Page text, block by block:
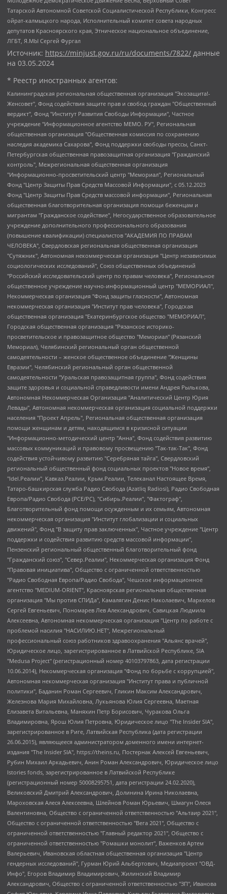
Татарской Автономной Советской Социалистической Республики, Конгресс
ойрат-калмыцкого народа, Исполнительный комитет совета народных
депутатов Красноярского края, Этническое национальное объединение,
ЛГБТ, Я.МЫ Сергей Фургал
Источник: https://minjust.gov.ru/ru/documents/7822/ данные
на 03.05.2024
* Реестр иностранных агентов:
Калининградская региональная общественная организация "Экозащита!-Женсовет", Фонд содействия защите прав и свобод граждан "Общественный вердикт", Фонд "Институт Развития Свободы Информации", Частное учреждение "Информационное агентство МЕМО. РУ", Региональная общественная организация "Общественная комиссия по сохранению наследия академика Сахарова", Фонд поддержки свободы прессы, Санкт-Петербургская общественная правозащитная организация "Гражданский контроль", Межрегиональная общественная организация "Информационно-просветительский центр "Мемориал", Региональный Фонд "Центр Защиты Прав Средств Массовой Информации", с 05.12.2023 Фонд "Центр Защиты Прав Средств массовой информации", Региональная общественная благотворительная организация помощи беженцам и мигрантам "Гражданское содействие", Негосударственное образовательное учреждение дополнительного профессионального образования (повышение квалификации) специалистов "АКАДЕМИЯ ПО ПРАВАМ ЧЕЛОВЕКА", Свердловская региональная общественная организация "Сутяжник", Автономная некоммерческая организация "Центр независимых социологических исследований", Союз общественных объединений "Российский исследовательский центр по правам человека", Региональное общественное учреждение научно-информационный центр "МЕМОРИАЛ", Некоммерческая организация "Фонд защиты гласности", Автономная некоммерческая организация "Институт прав человека", Городская общественная организация "Екатеринбургское общество "МЕМОРИАЛ", Городская общественная организация "Рязанское историко-просветительское и правозащитное общество "Мемориал" (Рязанский Мемориал), Челябинский региональный орган общественной самодеятельности – женское общественное объединение "Женщины Евразии", Челябинский региональный орган общественной самодеятельности "Уральская правозащитная группа", Фонд содействия защите здоровья и социальной справедливости имени Андрея Рылькова, Автономная Некоммерческая Организация "Аналитический Центр Юрия Левады", Автономная некоммерческая организация социальной поддержки населения "Проект Апрель", Региональная общественная организация помощи женщинам и детям, находящимся в кризисной ситуации "Информационно-методический центр "Анна", Фонд содействия развитию массовых коммуникаций и правовому просвещению "Так-так-Так", Фонд содействия устойчивому развитию "Серебряная тайга", Свердловский региональный общественный фонд социальных проектов "Новое время", "Idel.Реалии", Кавказ.Реалии, Крым.Реалии, Телеканал Настоящее Время, Татаро-башкирская служба Радио Свобода (Azatliq Radiosi), Радио Свободная Европа/Радио Свобода (PCE/PC), "Сибирь.Реалии", "Фактограф", Благотворительный фонд помощи осужденным и их семьям, Автономная некоммерческая организация "Институт глобализации и социальных движений", Фонд "В защиту прав заключенных", Частное учреждение "Центр поддержки и содействия развитию средств массовой информации", Пензенский региональный общественный благотворительный фонд "Гражданский союз", "Север.Реалии", Некоммерческая организация Фонд "Правовая инициатива", Общество с ограниченной ответственностью "Радио Свободная Европа/Радио Свобода", Чешское информационное агентство "MEDIUM-ORIENT", Красноярская региональная общественная организация "Мы против СПИДа", Камалягин Денис Николаевич, Маркелов Сергей Евгеньевич, Пономарев Лев Александрович, Савицкая Людмила Алексеевна, Автономная некоммерческая организация "Центр по работе с проблемой насилия "НАСИЛИЮ.НЕТ", Межрегиональный профессиональный союз работников здравоохранения "Альянс врачей", Юридическое лицо, зарегистрированное в Латвийской Республике, SIA "Medusa Project" (регистрационный номер 40103797863, дата регистрации 10.06.2014), Некоммерческая организация "Фонд по борьбе с коррупцией", Автономная некоммерческая организация "Институт права и публичной политики", Баданин Роман Сергеевич, Гликин Максим Александрович, Железнова Мария Михайловна, Лукьянова Юлия Сергеевна, Маетная Елизавета Витальевна, Маняхин Петр Борисович, Чуракова Ольга Владимировна, Ярош Юлия Петровна, Юридическое лицо "The Insider SIA", зарегистрированное в Риге, Латвийская Республика (дата регистрации 26.06.2015), являющееся администратором доменного имени интернет-издания "The Insider SIA", https://theins.ru, Постернак Алексей Евгеньевич, Рубин Михаил Аркадьевич, Анин Роман Александрович, Юридическое лицо Istories fonds, зарегистрированное в Латвийской Республике (регистрационный номер 50008295751, дата регистрации 24.02.2020), Великовский Дмитрий Александрович, Долинина Ирина Николаевна, Мароховская Алеся Алексеевна, Шлейнов Роман Юрьевич, Шмагун Олеся Валентиновна, Общество с ограниченной ответственностью "Альтаир 2021", Общество с ограниченной ответственностью "Вега 2021", Общество с ограниченной ответственностью "Главный редактор 2021", Общество с ограниченной ответственностью "Ромашки монолит", Важенков Артем Валерьевич, Ивановская областная общественная организация "Центр гендерных исследований", Гурман Юрий Альбертович, Медиапроект "ОВД-Инфо", Егоров Владимир Владимирович, Жилинский Владимир Александрович, Общество с ограниченной ответственностью "ЗП", Иванова София Юрьевна, Карезина Инна Павловна, Кильтау Екатерина Викторовна, Петров Алексей Викторович, Пискунов Сергей Евгеньевич, Смирнов Сергей Сергеевич, Тихонов Михаил Сергеевич, Общество с ограниченной ответственностью "ЖУРНАЛИСТ-ИНОСТРАННЫЙ АГЕНТ", Арапова Галина Юрьевна, Вольтская Татьяна Анатольевна, Американская компания "Mason G.E.S. Anonymous Foundation" (США), являющаяся владельцем интернет-издания https://mnews.world/, Компания "Stichting Bellingcat", зарегистрированная в Нидерландах (дата регистрации 11.07.2018), Захаров Андрей Вячеславович, Клепиковская Екатерина Дмитриевна, Общество с ограниченной ответственностью "МЕМО", Перл Роман Александрович, Симонов Евгений Алексеевич, Соловьева Елена Анатольевна, Сотников Даниил Владимирович, Сурначева Елизавета Дмитриевна, Автономная некоммерческая организация по защите прав человека и информированию населения "Якутия – Наше Мнение", Общество с ограниченной ответственностью "Москоу диджитал медиа", с 26.01.2023 Общество с ограниченной ответственностью "Чайка Белые сады", Ветошкина Валерия Валерьевна, Заговора Максим Александрович, Межрегиональное общественное движение "Российская ЛГБТ - сеть", Оленичев Максим Владимирович, Павлов Иван Юрьевич, Скворцова Елена Сергеевна, Общество с ограниченной ответственностью "Как бы инагент", Кочетков Игорь Викторович, Общество с ограниченной ответственностью "Честные выборы", Еланчик Олег Александрович, Общество с ограниченной ответственностью "Нобелевский призыв", Гималова Регина Эмилевна, Григорьев Андрей Валерьевич, Григорьева Алина Александровна, Ассоциация по содействию защите прав призывников, альтернативнослужащих и военнослужащих "Правозащитная группа "Гражданин.Армия.Право", Хисамова Регина Фаритовна, Автономная некоммерческая организация по реализации социально-правовых программ "Лилит", Дальневосточное общественное движение "Маяк", Санкт-Петербургская ЛГБТ-инициативная группа "Выход", Инициативная группа ЛГБТ+ "Реверс", Алексеев Андрей Викторович, Бекбулатова Таисия Львовна, Беляев Иван Михайлович, Владыкина Елена Сергеевна, Гельман Марат Александрович, Никульшина Вероника Юрьевна, Толоконникова Надежда Андреевна, Шендерович Виктор Анатольевич, Общество с ограниченной ответственностью "Данное сообщение", Общество с ограниченной ответственностью Издательский дом "Новая глава", Айнбиндер Александра Александровна, Московский комьюнити-центр для ЛГБТ+инициатив, Благотворительный фонд развития филантропии, Deutsche Welle (Германия, Kurt-Schumacher-Strasse 3, 53113 Bonn), Борзунова Мария Михайловна, Воробьев Виктор Викторович, Голубева Анна Львовна, Константинова Алла Михайловна, Малкова Ирина Владимировна, Мурадов Мурад Абдулгалимович, Осетинская Елизавета Николаевна, Понасенков Евгений Николаевич, Ганапольский Матвей Юрьевич, Киселев Евгений Алексеевич, Борухович Ирина Григорьевна, Дремин Иван Тимофеевич, Дубровский Дмитрий Викторович, Красноярская региональная общественная организация поддержки и развития альтернативных образовательных технологий и межкультурных коммуникаций "ИНТЕРРА", Маяковская Екатерина Алексеевна, Фейгин Марк Захарович, Филимонов Андрей Викторович, Дзугкоева Регина Николаевна, Доброхотов Роман Александрович, Дудь Юрий Александрович, Елкин Сергей Владимирович, Кругликов Кирилл Игоревич, Сабунаева Мария Леонидовна, Семенов Алексей Владимирович, Шаинян Карен Багратович, Шульман Екатерина Михайловна, Асафьев Артур Валерьевич, Вахштайн Виктор Семенович, Венедиктов Алексей Алексеевич, Лушникова Екатерина Евгеньевна, Волков Леонид Михайлович, Невзоров Александр Глебович, Пархоменко Сергей Борисович, Сироткин Ярослав Николаевич, Кара-Мурза Владимир Владимирович, Баранова Наталья Владимировна, Гозман Леонид Яковлевич, Кагарлицкий Борис Юльевич, Климарев Михаил Валерьевич, Милов Владимир Станиславович, Автономная некоммерческая организация Краснодарский центр современного искусства "Типография", Моргенштерн Алишер Тагирович, Соболь Любовь Эдуардовна, Общество с ограниченной ответственностью "ЛИЗА НОРМ", Каспаров Гарри Кимович, Ходорковский Михаил Борисович, Общество с ограниченной ответственностью "Апрельские тезисы", Данилович Ирина Брониславовна, Кашин Олег Владимирович, Петров Николай Владимирович, Пивоваров Алексей Владимирович, Соколов Михаил Владимирович, Цветкова Юлия Владимировна, Чичваркин Евгений Александрович, Комитет против пыток/Команда против пыток, Общество с ограниченной ответственностью "Первый научный", Общество с ограниченной ответственностью "Вертолет и ко", Белоцерковская Вероника Борисовна, Кац Максим Евгеньевич, Лазарева Татьяна Юрьевна, Шаведдинов Руслан Табризович, Яшин Илья Валерьевич, Общество с ограниченной ответственностью "Иноагент ААВ", Алешковский Дмитрий Петрович, Альбац Евгения Марковна, Быков Дмитрий Львович, Галямина Юлия Евгеньевна, Лойко Сергей Леонидович, Мартынов Кирилл Константинович, Медведев Сергей Александрович, Крашенинников Федор Геннадиевич, Гордеева Катерина Вл